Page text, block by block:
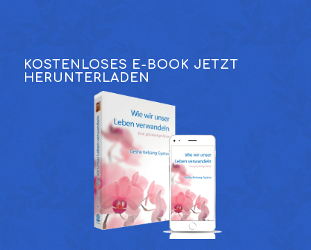
KOSTENLOSES E-BOOK JETZT
HERUNTERLADEN